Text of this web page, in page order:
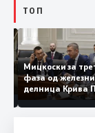
ТОП
15:20
Мицкоски за
фаза од
делница
– Деве Баир:
нема да